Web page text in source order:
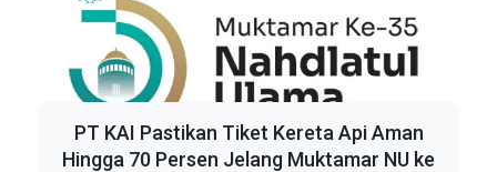
PT KAI Pastikan Tiket Kereta Api Aman
Hingga 70 Persen Jelang Muktamar NU ke